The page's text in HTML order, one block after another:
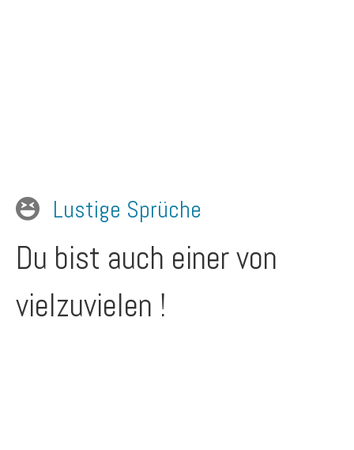
Lustige Sprüche
Du bist auch einer von
vielzuvielen !